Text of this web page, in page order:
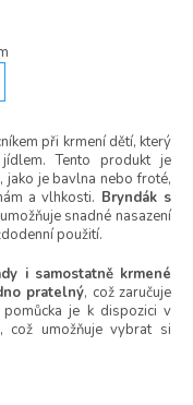
při krmení dětí, který
Tento produkt je
, jako je bavlna nebo froté,
a vlhkosti. Bryndák s
snadné nasazení
použití.
i samostatně krmené
pratelný, což zaručuje
je k dispozici v
což umožňuje vybrat si